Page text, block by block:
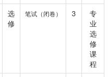
选
修
笔试（闭卷） 3
专
业
选
修
课
程